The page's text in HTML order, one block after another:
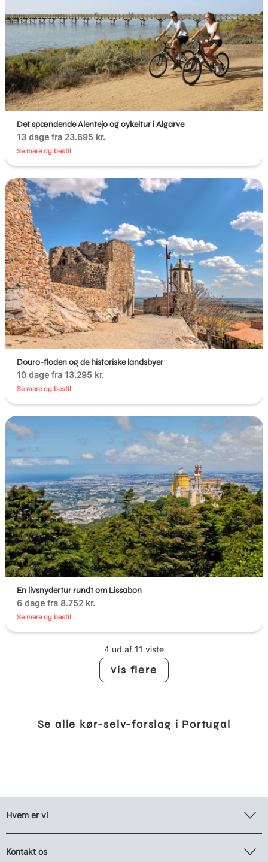
Det spændende Alentejo og cykeltur i Algarve
13 dage fra 23.695 kr.
Se mere og bestil
Douro-floden og de historiske landsbyer
10 dage fra 13.295 kr.
Se mere og bestil
En livsnydertur rundt om Lissabon
6 dage fra 8.752 kr.
Se mere og bestil
4 ud af 11 viste
vis flere
Se alle kør-selv-forslag i Portugal
Hvem er vi
Kontakt os